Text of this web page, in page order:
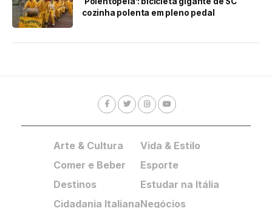
cozinha polenta em pleno pedal
Arte & Cultura
Comer e Beber
Destinos
Cidadania Italiana
Vida & Estilo
Esporte
Estudar na Itália
Negócios